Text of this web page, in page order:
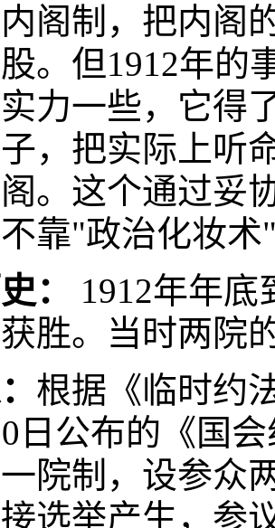
阁制，把内阁
。但1912年的
力一些，它得
，把实际上听
。这个通过妥
靠"政治化妆
：
1912年年
胜。当时两院
根据《临时约
日公布的《国
院制，设参众
选举产生，参